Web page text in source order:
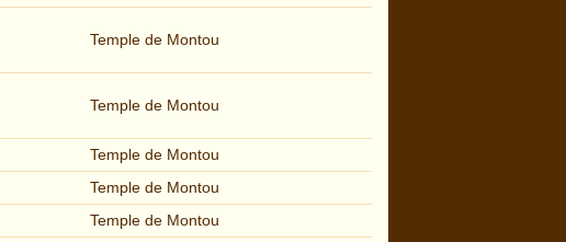
Temple de Montou
Temple de Montou
Temple de Montou
Temple de Montou
Temple de Montou